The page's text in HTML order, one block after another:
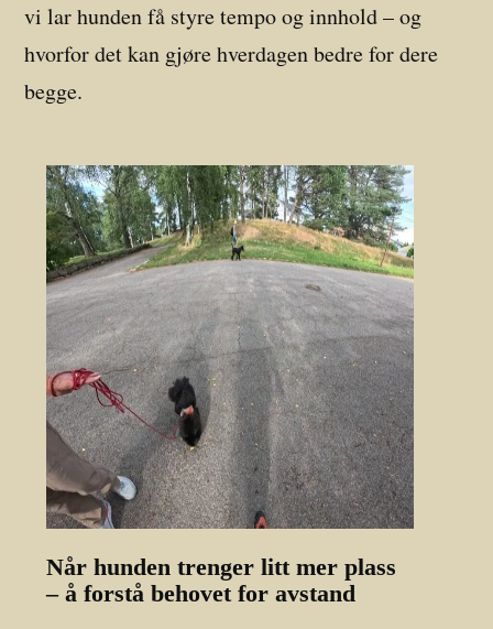
vi lar hunden få styre tempo og innhold – og
hvorfor det kan gjøre hverdagen bedre for dere
begge.
Når hunden trenger litt mer plass
– å forstå behovet for avstand